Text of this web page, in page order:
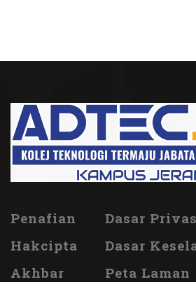
Penafian
Dasar
Hakcipta
Dasar
Akhbar
Peta Laman